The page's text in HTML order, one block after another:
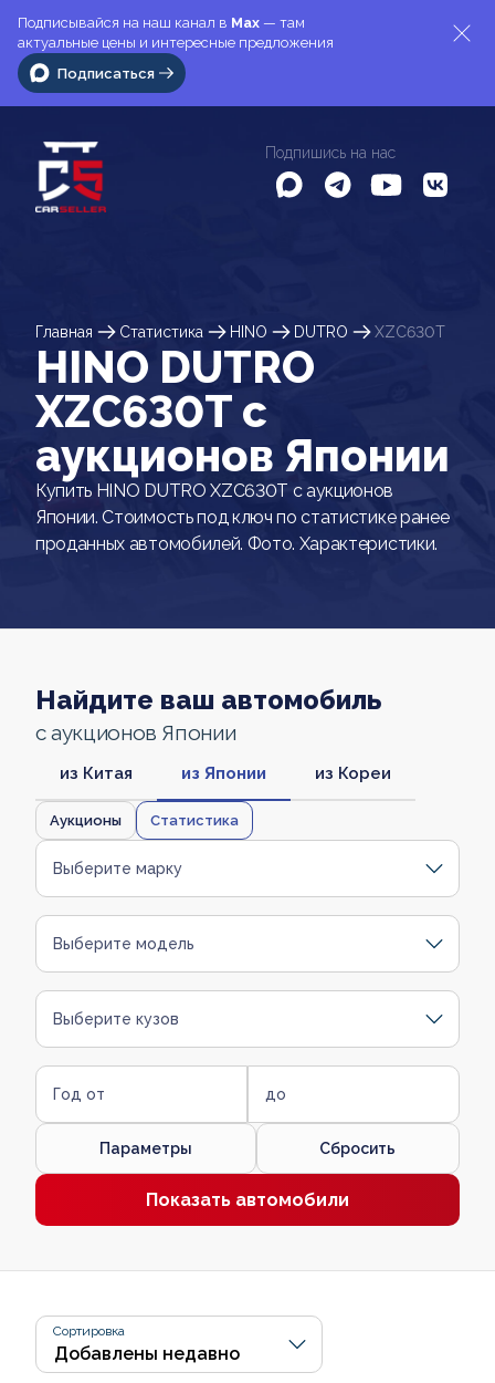
Подписывайся на наш канал в Max — там
актуальные цены и интересные предложения
Подписаться
Подпишись на нас
Главная Статистика HINO DUTRO XZC630T
HINO DUTRO
XZC630T c
аукционов Японии
Купить HINO DUTRO XZC630T с аукционов
Японии. Стоимость под ключ по статистике ранее
проданных автомобилей. Фото. Характеристики.
Найдите ваш автомобиль
с аукционов Японии
из Китая из Японии из Кореи
Аукционы Статистика
Выберите марку
Выберите модель
Выберите кузов
Год от до
Параметры Сбросить
Показать автомобили
Сортировка